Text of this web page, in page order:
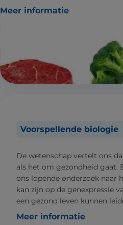
Meer informatie
Voorspellende biologie
De wetenschap vertelt ons
als het om gezondheid gaat.
ons lopende onderzoek naar
kan zijn op de genexpressie
een gezond leven kunnen
Meer informatie